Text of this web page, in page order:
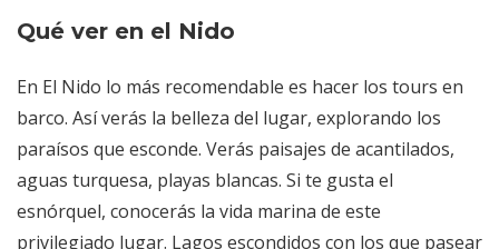
Qué ver en el Nido
En El Nido lo más recomendable es hacer los tours en
barco. Así verás la belleza del lugar, explorando los
paraísos que esconde. Verás paisajes de acantilados,
aguas turquesa, playas blancas. Si te gusta el
esnórquel, conocerás la vida marina de este
privilegiado lugar. Lagos escondidos con los que pasear